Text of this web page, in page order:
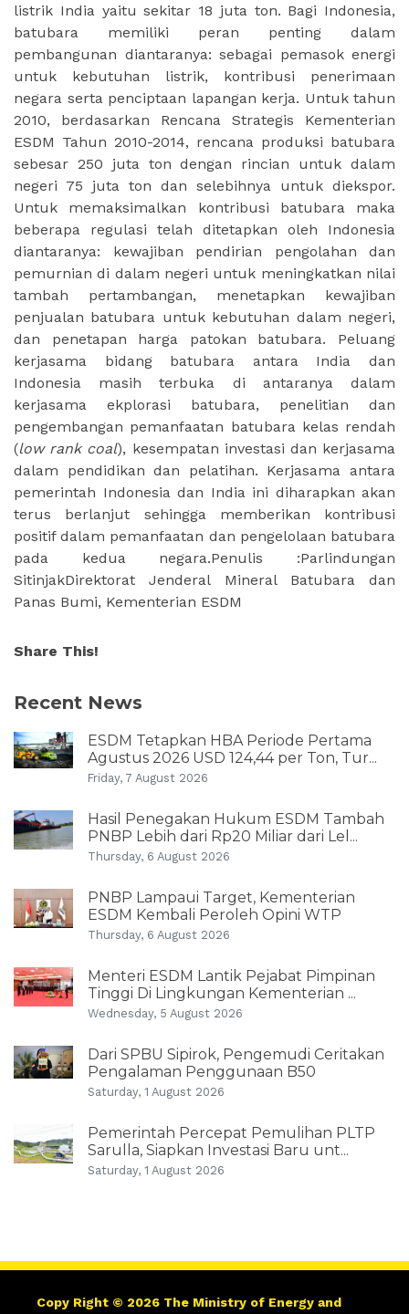
listrik India yaitu sekitar 18 juta ton. Bagi Indonesia,
batubara memiliki peran penting dalam
pembangunan diantaranya: sebagai pemasok energi
untuk kebutuhan listrik, kontribusi penerimaan
negara serta penciptaan lapangan kerja. Untuk tahun
2010, berdasarkan Rencana Strategis Kementerian
ESDM Tahun 2010-2014, rencana produksi batubara
sebesar 250 juta ton dengan rincian untuk dalam
negeri 75 juta ton dan selebihnya untuk diekspor.
Untuk memaksimalkan kontribusi batubara maka
beberapa regulasi telah ditetapkan oleh Indonesia
diantaranya: kewajiban pendirian pengolahan dan
pemurnian di dalam negeri untuk meningkatkan nilai
tambah pertambangan, menetapkan kewajiban
penjualan batubara untuk kebutuhan dalam negeri,
dan penetapan harga patokan batubara. Peluang
kerjasama bidang batubara antara India dan
Indonesia masih terbuka di antaranya dalam
kerjasama ekplorasi batubara, penelitian dan
pengembangan pemanfaatan batubara kelas rendah
(low rank coal), kesempatan investasi dan kerjasama
dalam pendidikan dan pelatihan. Kerjasama antara
pemerintah Indonesia dan India ini diharapkan akan
terus berlanjut sehingga memberikan kontribusi
positif dalam pemanfaatan dan pengelolaan batubara
pada kedua negara.Penulis :Parlindungan
SitinjakDirektorat Jenderal Mineral Batubara dan
Panas Bumi, Kementerian ESDM
Share This!
Recent News
ESDM Tetapkan HBA Periode Pertama
Agustus 2026 USD 124,44 per Ton, Tur...
Friday, 7 August 2026
Hasil Penegakan Hukum ESDM Tambah
PNBP Lebih dari Rp20 Miliar dari Lel...
Thursday, 6 August 2026
PNBP Lampaui Target, Kementerian
ESDM Kembali Peroleh Opini WTP
Thursday, 6 August 2026
Menteri ESDM Lantik Pejabat Pimpinan
Tinggi Di Lingkungan Kementerian ...
Wednesday, 5 August 2026
Dari SPBU Sipirok, Pengemudi Ceritakan
Pengalaman Penggunaan B50
Saturday, 1 August 2026
Pemerintah Percepat Pemulihan PLTP
Sarulla, Siapkan Investasi Baru unt...
Saturday, 1 August 2026
Copy Right © 2026 The Ministry of Energy and